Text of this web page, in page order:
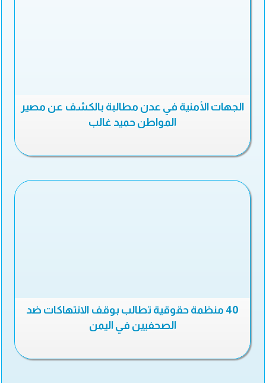
الجهات الأمنية في عدن مطالبة بالكشف عن مصير
المواطن حميد غالب
40 منظمة حقوقية تطالب بوقف الانتهاكات ضد
الصحفيين في اليمن